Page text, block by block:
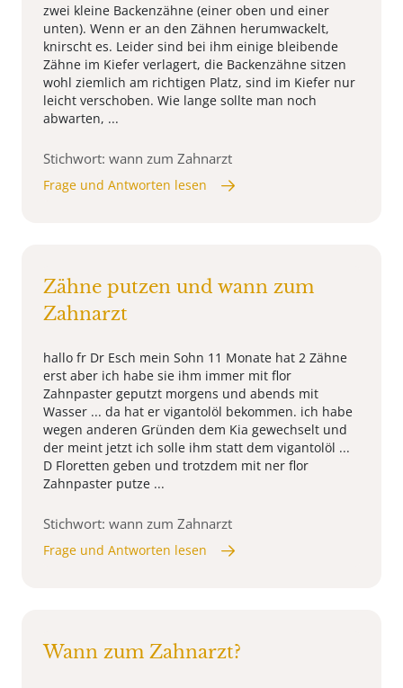
zwei kleine Backenzähne (einer oben und einer
unten). Wenn er an den Zähnen herumwackelt,
knirscht es. Leider sind bei ihm einige bleibende
Zähne im Kiefer verlagert, die Backenzähne sitzen
wohl ziemlich am richtigen Platz, sind im Kiefer nur
leicht verschoben. Wie lange sollte man noch
abwarten, ...
Stichwort: wann zum Zahnarzt
Frage und Antworten lesen
Zähne putzen und wann zum
Zahnarzt
hallo fr Dr Esch mein Sohn 11 Monate hat 2 Zähne
erst aber ich habe sie ihm immer mit flor
Zahnpaster geputzt morgens und abends mit
Wasser ... da hat er vigantolöl bekommen. ich habe
wegen anderen Gründen dem Kia gewechselt und
der meint jetzt ich solle ihm statt dem vigantolöl ...
D Floretten geben und trotzdem mit ner flor
Zahnpaster putze ...
Stichwort: wann zum Zahnarzt
Frage und Antworten lesen
Wann zum Zahnarzt?